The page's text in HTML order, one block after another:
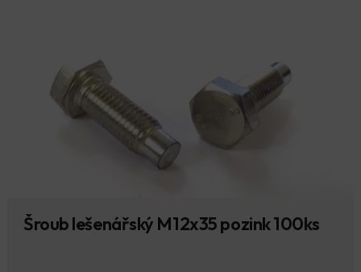
Šroub lešenářský M12x35 pozink 100ks